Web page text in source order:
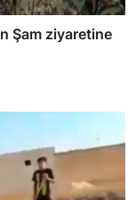
Şam ziyaretine